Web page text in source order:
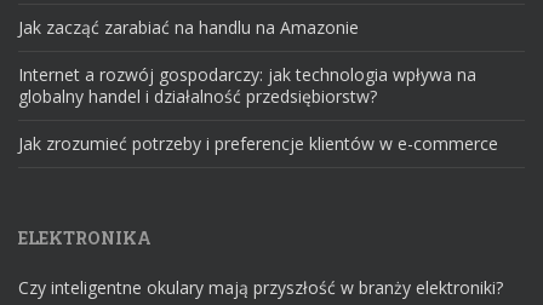
Jak zacząć zarabiać na handlu na Amazonie
Internet a rozwój gospodarczy: jak technologia wpływa na
globalny handel i działalność przedsiębiorstw?
Jak zrozumieć potrzeby i preferencje klientów w e-commerce
ELEKTRONIKA
Czy inteligentne okulary mają przyszłość w branży elektroniki?